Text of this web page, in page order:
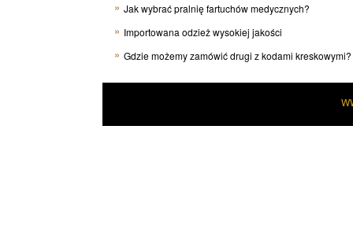
Jak wybrać pralnię fartuchów medycznych?
Importowana odzież wysokiej jakości
Gdzie możemy zamówić drugi z kodami kreskowymi?